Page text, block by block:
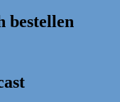
bestellen